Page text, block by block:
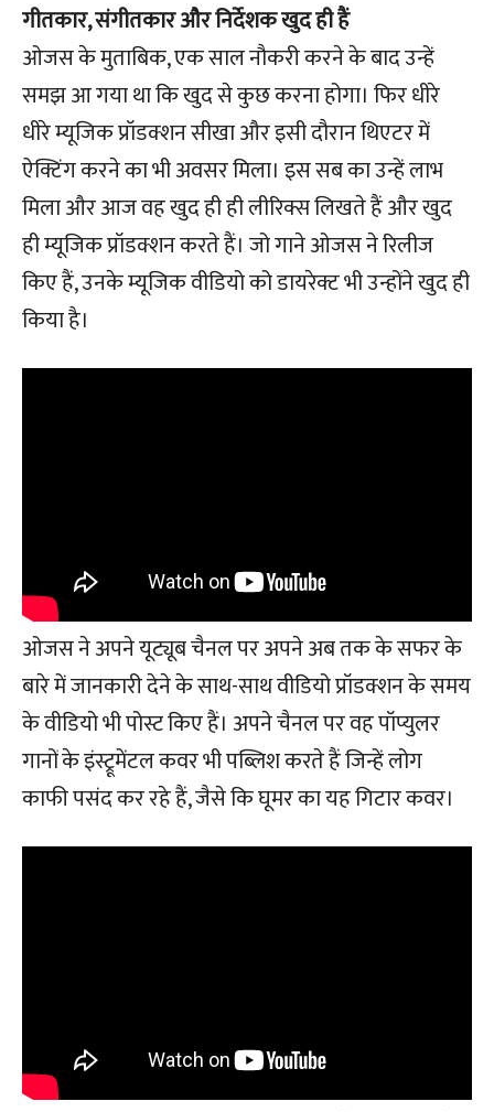
गीतकार, संगीतकार और निर्देशक खुद ही हैं
ओजस के मुताबिक, एक साल नौकरी करने के बाद उन्हें
समझ आ गया था कि खुद से कुछ करना होगा। फिर धीरे
धीरे म्यूजिक प्रॉडक्शन सीखा और इसी दौरान थिएटर में
ऐक्टिंग करने का भी अवसर मिला। इस सब का उन्हें लाभ
मिला और आज वह खुद ही ही लीरिक्स लिखते हैं और खुद
ही म्यूजिक प्रॉडक्शन करते हैं। जो गाने ओजस ने रिलीज
किए हैं, उनके म्यूजिक वीडियो को डायरेक्ट भी उन्होंने खुद ही
किया है।
ओजस ने अपने यूट्यूब चैनल पर अपने अब तक के सफर के
बारे में जानकारी देने के साथ-साथ वीडियो प्रॉडक्शन के समय
के वीडियो भी पोस्ट किए हैं। अपने चैनल पर वह पॉप्युलर
गानों के इंस्ट्रूमेंटल कवर भी पब्लिश करते हैं जिन्हें लोग
काफी पसंद कर रहे हैं, जैसे कि घूमर का यह गिटार कवर।